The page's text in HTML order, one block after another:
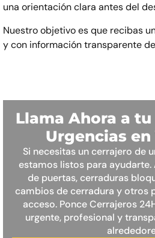
una orientación clara antes del
Nuestro objetivo es que recibas
y con información transparente
Llama Ahora a
Urgencias
Si necesitas un cerrajero de
estamos listos para
de puertas, cerraduras
cambios de cerradura y otros
acceso. Ponce Cerrajeros
urgente, profesional y